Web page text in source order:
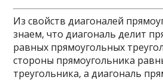
Из свойств диагоналей
знаем, что диагональ делит
равных прямоугольных
стороны прямоугольника
треугольника, а диагональ